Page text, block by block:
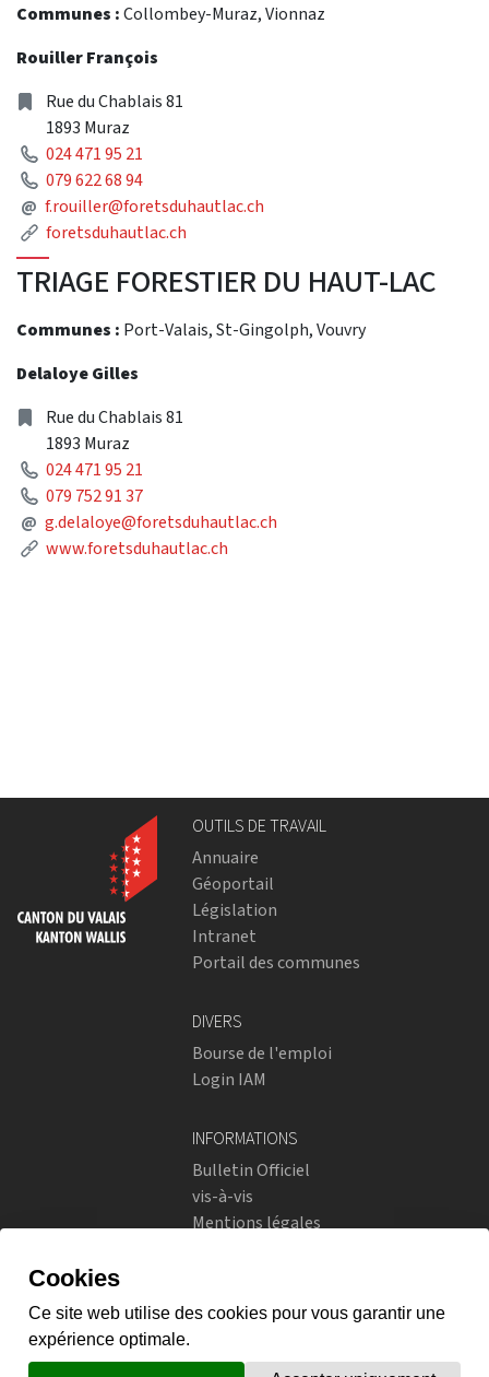
Communes :Collombey-Muraz, Vionnaz
Rouiller François
Address
Rue du Chablais 81
1893 Muraz
Phone
024 471 95 21
Phone
079 622 68 94
@ Mail
f.rouiller@foretsduhautlac.ch
Link
foretsduhautlac.ch
TRIAGE FORESTIER DU HAUT-LAC
Communes : Port-Valais, St-Gingolph, Vouvry
Delaloye Gilles
Address
Rue du Chablais 81
1893 Muraz
Phone
024 471 95 21
Phone
079 752 91 37
@ Mail
g.delaloye@foretsduhautlac.ch
Link
www.foretsduhautlac.ch
OUTILS DE TRAVAIL
Annuaire
Géoportail
Législation
Intranet
Portail des communes
DIVERS
Bourse de l'emploi
Login IAM
INFORMATIONS
Bulletin Officiel
vis-à-vis
Mentions légales
Instagram